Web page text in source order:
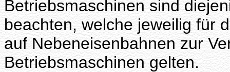
Betriebsmaschinen sind
beachten, welche jeweilig für
auf Nebeneisenbahnen zur
Betriebsmaschinen gelten.